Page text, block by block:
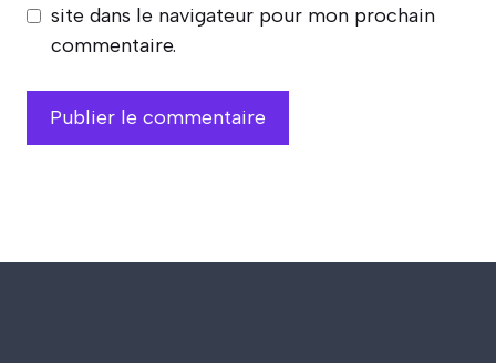
site dans le navigateur pour mon prochain
commentaire.